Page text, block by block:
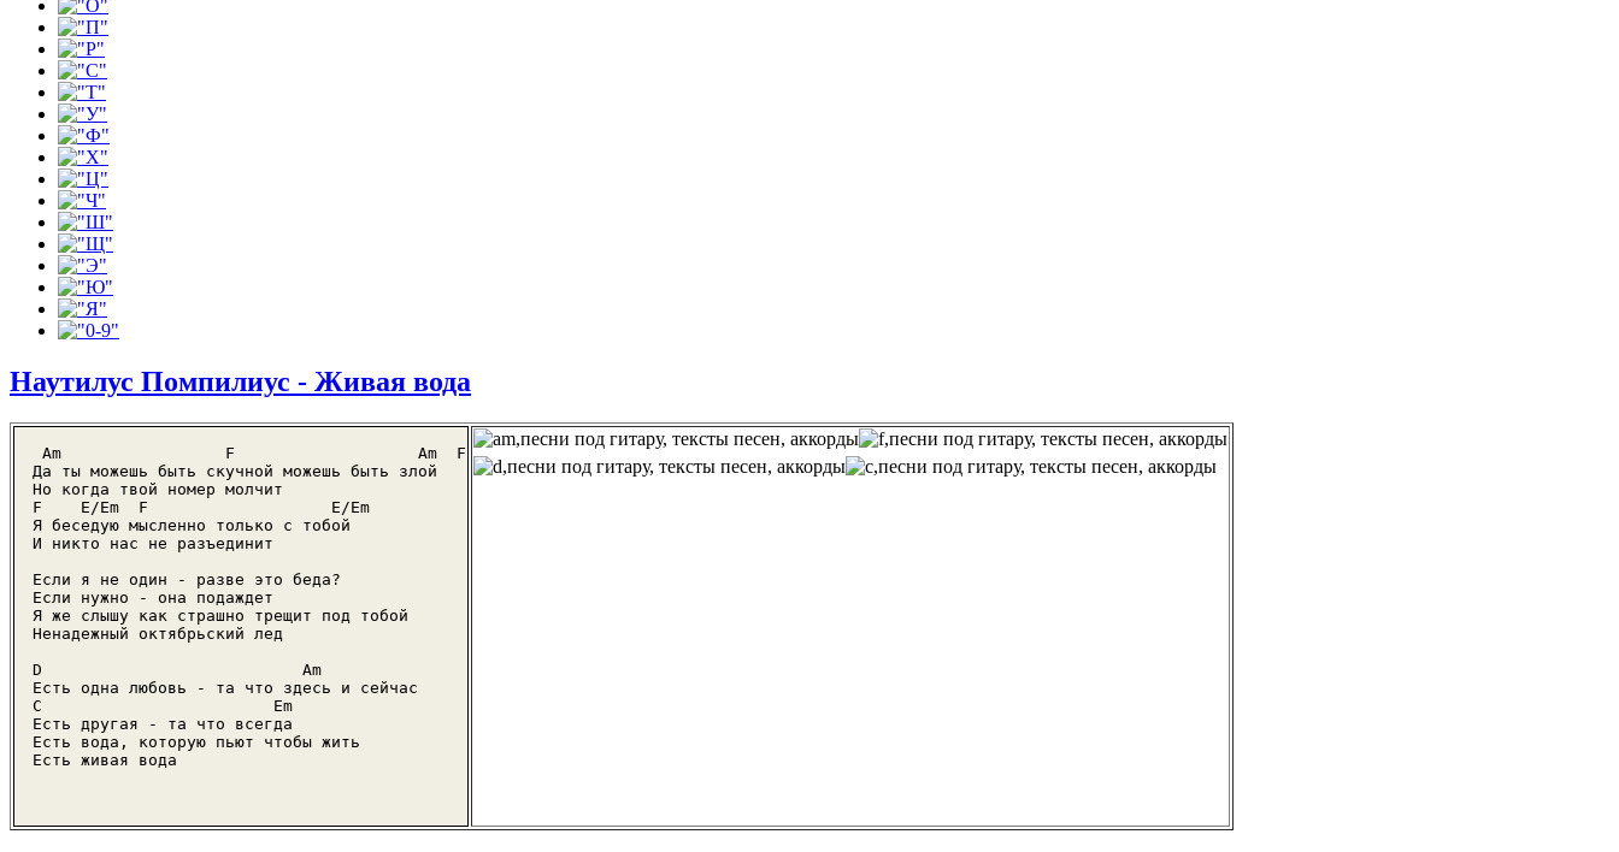
Наутилус Помпилиус - Живая вода
Am                 F                   Am  F
Да ты можешь быть скучной можешь быть злой
Но когда твой номер молчит
F    E/Em  F                   E/Em
Я беседую мысленно только с тобой
И никто нас не разъединит
Если я не один - разве это беда?
Если нужно - она подаждет
Я же слышу как страшно трещит под тобой
Ненадежный октябрьский лед
D                           Am
Есть одна любовь - та что здесь и сейчас
C                        Em
Есть другая - та что всегда
Есть вода, которую пьют чтобы жить
Есть живая вода